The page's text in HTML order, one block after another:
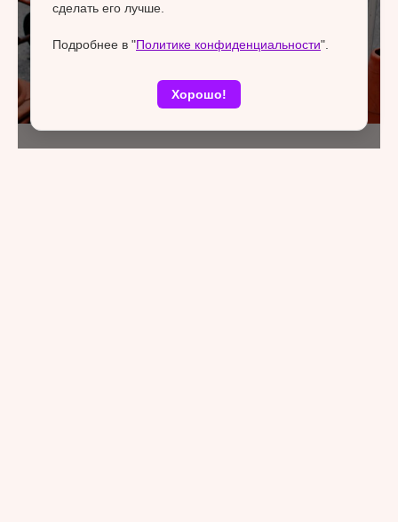
сделать его лучше.
Подробнее в "Политике конфиденциальности".
Хорошо!